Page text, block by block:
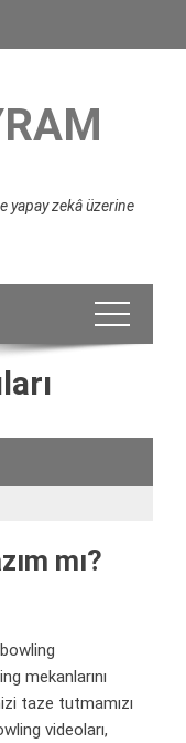
yapay zekâ üzerine
mı?
mekanlarını
taze tutmamızı
videoları,